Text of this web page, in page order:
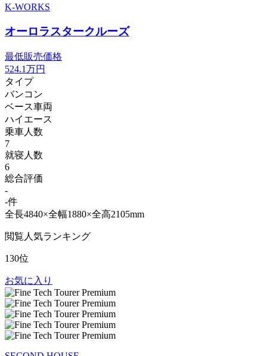
K-WORKS
オーロラスタークルーズ
最低販売価格
524.1万円
タイプ
バンコン
ベース車両
ハイエース
乗車人数
7
就寝人数
6
総合評価
-
-件
全長4840×全幅1880×全高2105mm
閲覧人気ランキング
130位
お気に入り